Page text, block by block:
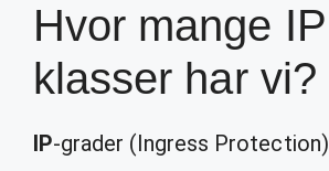
Hvor mange IP
klasser har vi?
IP-grader (Ingress Protection)